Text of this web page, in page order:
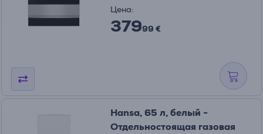
Цена:
37999 €
Hansa, 65 л, белый -
Отдельностоящая газовая